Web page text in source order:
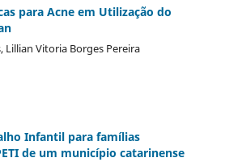
para Acne em Utilização do
Lillian Vitoria Borges Pereira
Infantil para famílias
de um município catarinense